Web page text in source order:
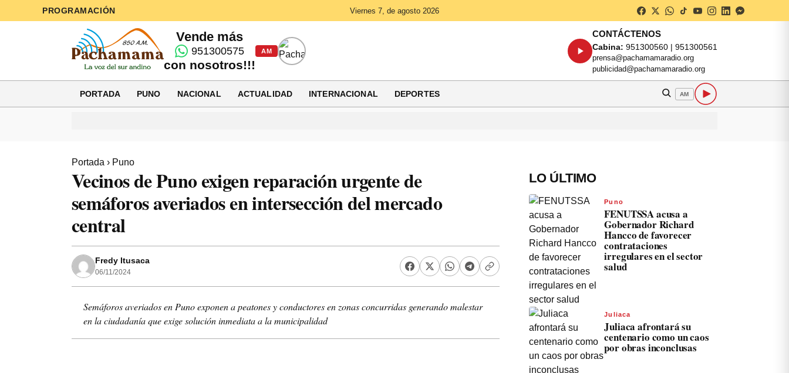
PROGRAMACIÓN Viernes 7, de agosto 2026
Vende más
951300575
con nosotros!!!
AM
CONTÁCTENOS
Cabina: 951300560 | 951300561
prensa@pachamamaradio.org
publicidad@pachamamaradio.org
PORTADA PUNO NACIONAL ACTUALIDAD INTERNACIONAL DEPORTES AM
Portada › Puno
Vecinos de Puno exigen reparación urgente de
semáforos averiados en intersección del mercado
central
Fredy Itusaca
06/11/2024
Semáforos averiados en Puno exponen a peatones y conductores en zonas concurridas generando malestar
en la ciudadanía que exige solución inmediata a la municipalidad
LO ÚLTIMO
Puno
FENUTSSA acusa a
Gobernador Richard
Hancco de favorecer
contrataciones
irregulares en el sector
salud
Juliaca
Juliaca afrontará su
centenario como un caos
por obras inconclusas